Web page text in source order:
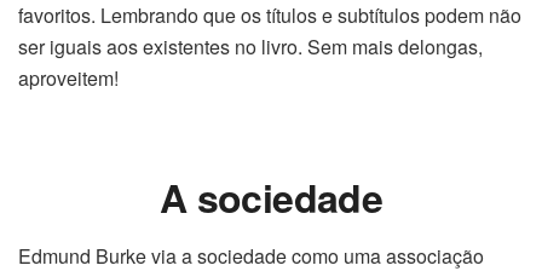
favoritos. Lembrando que os títulos e subtítulos podem não
ser iguais aos existentes no livro. Sem mais delongas,
aproveitem!
A sociedade
Edmund Burke via a sociedade como uma associação